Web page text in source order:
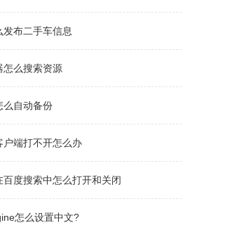
布二手车信息
怎么搜索资源
么自动备份
户端打不开怎么办
百度搜索中怎么打开和关闭
怎么设置中文?